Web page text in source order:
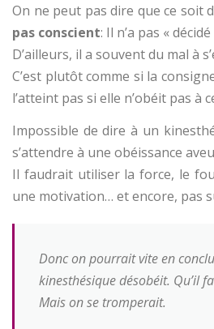
On ne peut pas dire que ce soit
pas conscient: Il n’a pas «
D’ailleurs, il a souvent du mal à
C’est plutôt comme si la
l’atteint pas si elle n’obéit pas à
Impossible de dire à un
s’attendre à une obéissance
Il faudrait utiliser la force, le
une motivation… et encore, pas
Donc on pourrait vite en
kinesthésique désobéit. Qu’il
Mais on se tromperait.